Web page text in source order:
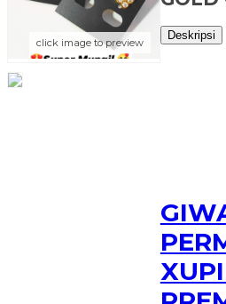
click image to preview
Deskripsi